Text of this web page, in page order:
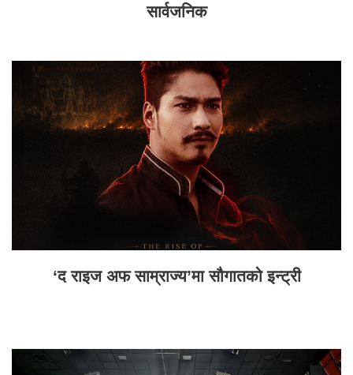
सार्वजनिक
‘द राइज अफ साम्राज्य’मा सौगातको इन्ट्री